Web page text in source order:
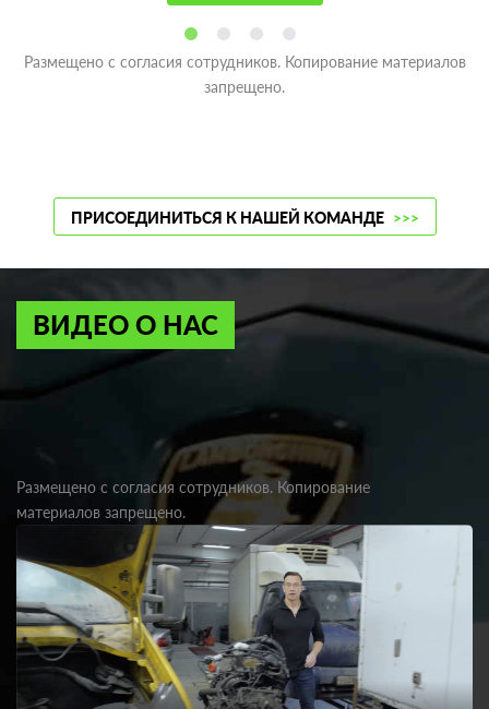
Размещено с согласия сотрудников. Копирование материалов
запрещено.
ПРИСОЕДИНИТЬСЯ К НАШЕЙ КОМАНДЕ >>>
ВИДЕО О НАС
Размещено с согласия сотрудников. Копирование
материалов запрещено.